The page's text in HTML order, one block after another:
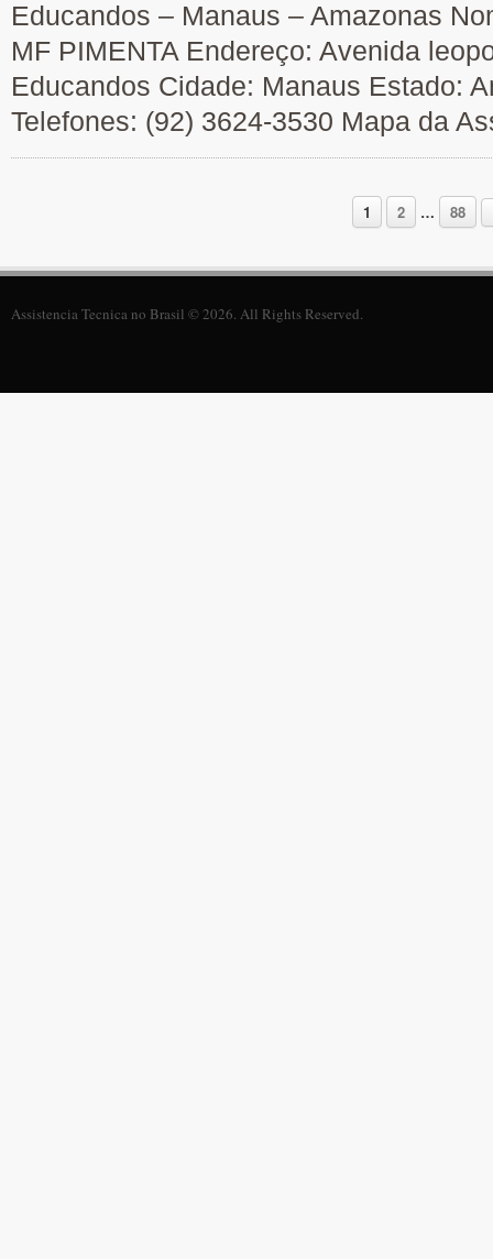
Educandos – Manaus – Amazonas
MF PIMENTA Endereço: Avenida
Educandos Cidade: Manaus Estado:
Telefones: (92) 3624-3530 Mapa da
1 2 … 88
Assistencia Tecnica no Brasil © 2026. All Rights Reserved.